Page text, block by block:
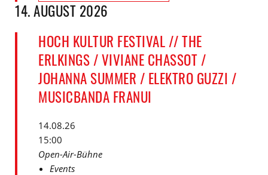
14. AUGUST 2026
HOCH KULTUR FESTIVAL // THE
ERLKINGS / VIVIANE CHASSOT /
JOHANNA SUMMER / ELEKTRO GUZZI /
MUSICBANDA FRANUI
14.08.26
15:00
Open-Air-Bühne
Events